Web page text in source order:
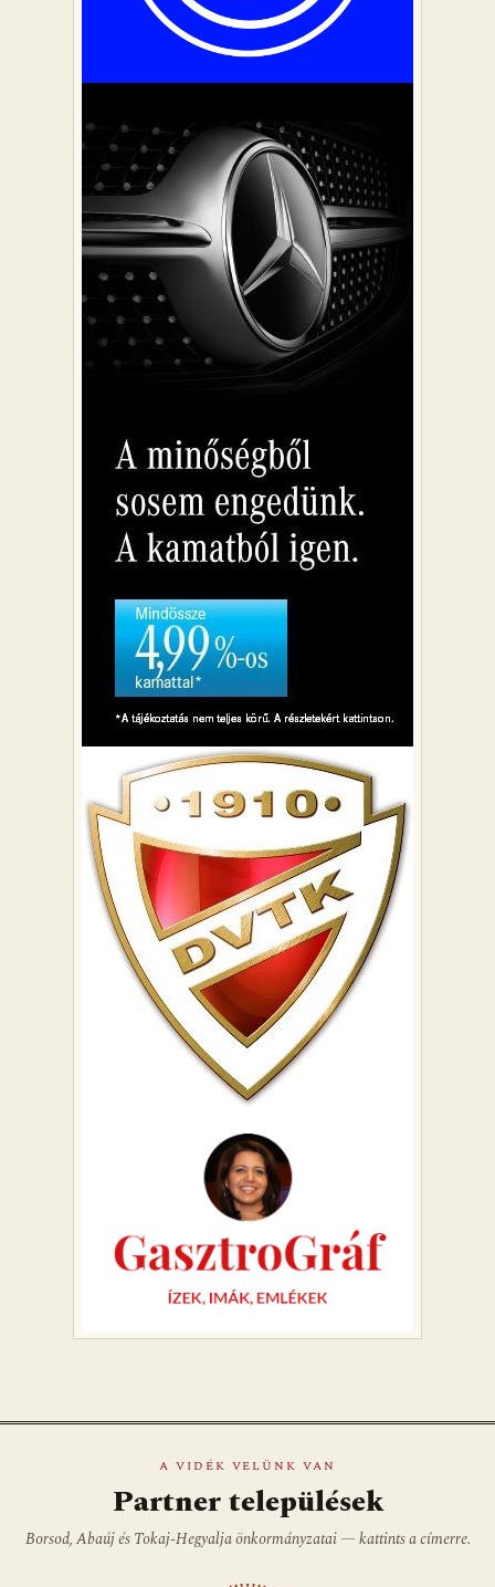
A VIDÉK VELÜNK VAN
Partner települések
Borsod, Abaúj és Tokaj-Hegyalja önkormányzatai — kattints a címerre.